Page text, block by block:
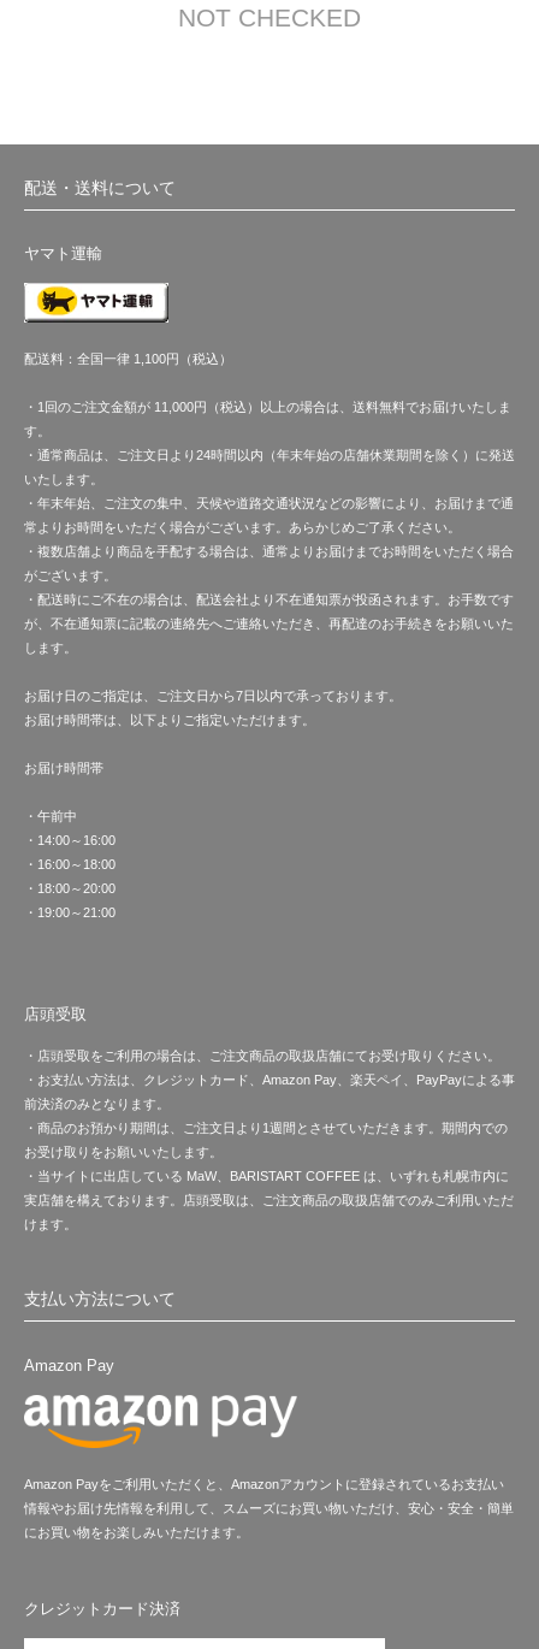
NOT CHECKED
配送・送料について
ヤマト運輸
配送料：全国一律 1,100円（税込）
・1回のご注文金額が 11,000円（税込）以上の場合は、送料無料でお届けいたしま
す。
・通常商品は、ご注文日より24時間以内（年末年始の店舗休業期間を除く）に発送
いたします。
・年末年始、ご注文の集中、天候や道路交通状況などの影響により、お届けまで通
常よりお時間をいただく場合がございます。あらかじめご了承ください。
・複数店舗より商品を手配する場合は、通常よりお届けまでお時間をいただく場合
がございます。
・配送時にご不在の場合は、配送会社より不在通知票が投函されます。お手数です
が、不在通知票に記載の連絡先へご連絡いただき、再配達のお手続きをお願いいた
します。
お届け日のご指定は、ご注文日から7日以内で承っております。
お届け時間帯は、以下よりご指定いただけます。
お届け時間帯
・午前中
・14:00～16:00
・16:00～18:00
・18:00～20:00
・19:00～21:00
店頭受取
・店頭受取をご利用の場合は、ご注文商品の取扱店舗にてお受け取りください。
・お支払い方法は、クレジットカード、Amazon Pay、楽天ペイ、PayPayによる事
前決済のみとなります。
・商品のお預かり期間は、ご注文日より1週間とさせていただきます。期間内での
お受け取りをお願いいたします。
・当サイトに出店している MaW、BARISTART COFFEE は、いずれも札幌市内に
実店舗を構えております。店頭受取は、ご注文商品の取扱店舗でのみご利用いただ
けます。
支払い方法について
Amazon Pay
Amazon Payをご利用いただくと、Amazonアカウントに登録されているお支払い
情報やお届け先情報を利用して、スムーズにお買い物いただけ、安心・安全・簡単
にお買い物をお楽しみいただけます。
クレジットカード決済